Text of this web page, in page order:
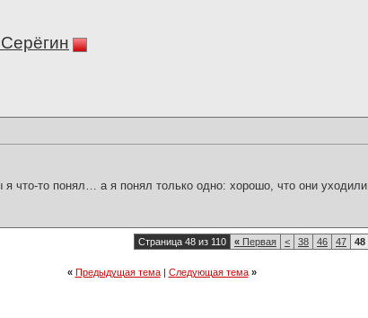
что-то понял… а я понял только одно: хорошо, что они уходили.
Страница 48 из 110 « Первая < 38 46 47 48
« Предыдущая тема| Следующая тема »